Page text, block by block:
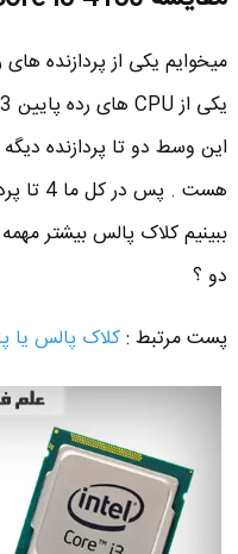
این وسط دو تا پردازنده
هست .
ببینیم کلاک پالس بیشتر
دو ؟
پست مرتبط :کلاک پالس